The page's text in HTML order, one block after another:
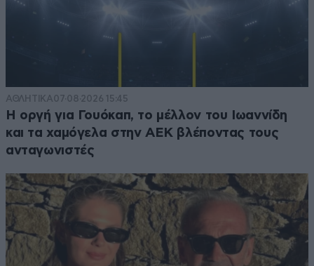
ΑΘΛΗΤΙΚΑ07·08·2026 15:45
Η οργή για Γουόκαπ, το μέλλον του Ιωαννίδη
και τα χαμόγελα στην ΑΕΚ βλέποντας τους
ανταγωνιστές